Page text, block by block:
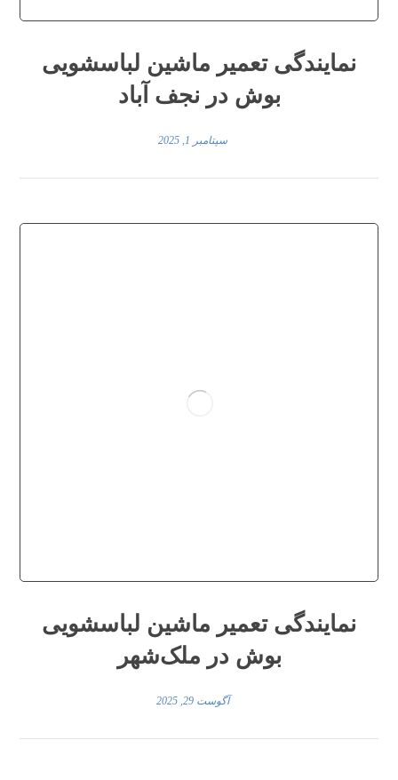
نمایندگی تعمیر ماشین لباسشویی
بوش در نجف‌ آباد
سپتامبر 1, 2025
نمایندگی تعمیر ماشین لباسشویی
بوش در ملک‌شهر
آگوست 29, 2025